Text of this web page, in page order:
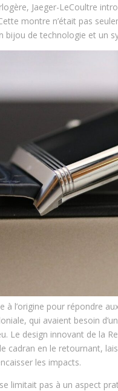
Jaeger-LeCoultre
montre n’était pas
bijou de technologie et un
à l’origine pour répondre
qui avaient besoin
Le design innovant de la
cadran en le retournant,
les impacts.
limitait pas à un aspect